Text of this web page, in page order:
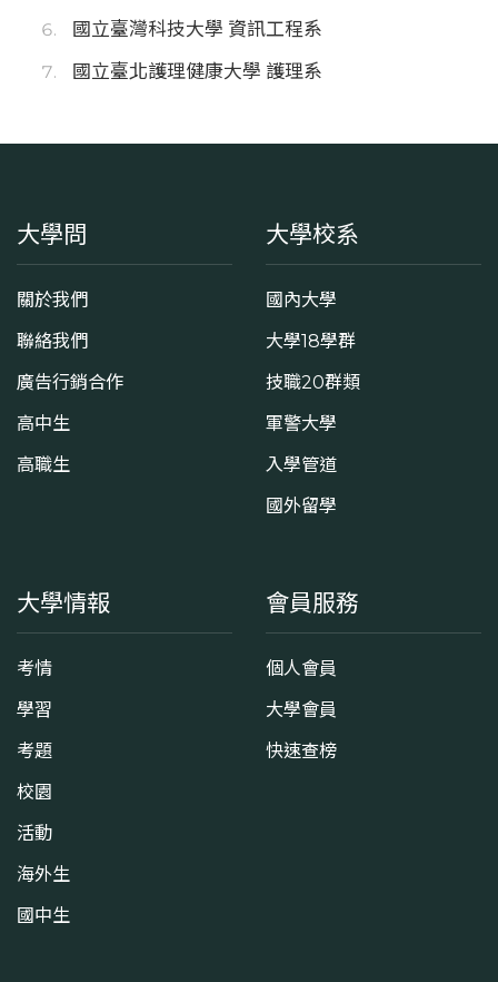
國立臺灣科技大學 資訊工程系
國立臺北護理健康大學 護理系
大學問
關於我們
聯絡我們
廣告行銷合作
高中生
高職生
大學校系
國內大學
大學18學群
技職20群類
軍警大學
入學管道
國外留學
大學情報
考情
學習
考題
校園
活動
海外生
國中生
會員服務
個人會員
大學會員
快速查榜